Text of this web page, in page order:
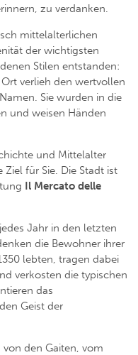
zu verdanken.
mittelalterlichen
der wichtigsten
Stilen entstanden:
Ort verlieh den wertvollen
Sie wurden in die
und weisen Händen
und Mittelalter
für Sie. Die Stadt ist
Il Mercato delle
Jahr in den letzten
die Bewohner ihrer
lebten, tragen dabei
verkosten die typischen
das
Geist der
den Gaiten, vom